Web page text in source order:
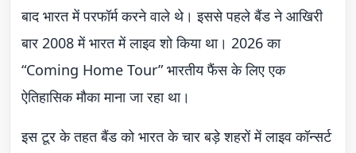
बाद भारत में परफॉर्म करने वाले थे। इससे पहले बैंड ने आखिरी
बार 2008 में भारत में लाइव शो किया था। 2026 का
“Coming Home Tour” भारतीय फैंस के लिए एक
ऐतिहासिक मौका माना जा रहा था।
इस टूर के तहत बैंड को भारत के चार बड़े शहरों में लाइव कॉन्सर्ट